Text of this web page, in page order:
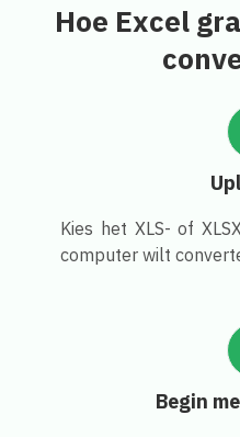
Hoe Excel
Kies het XLS- of
computer wilt
Begin